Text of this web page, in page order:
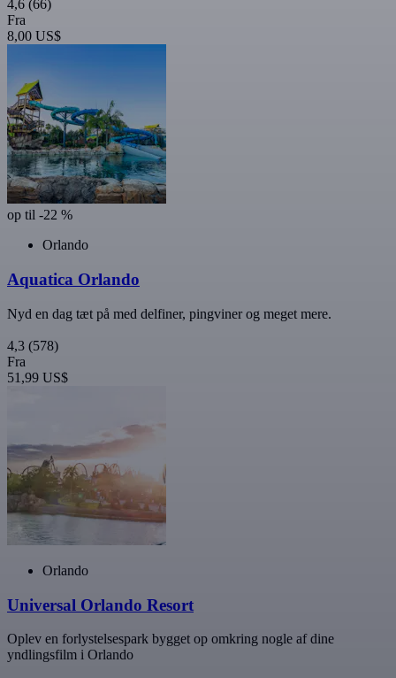
4,6 (66)
Fra
8,00 US$
op til -22 %
Orlando
Aquatica Orlando
Nyd en dag tæt på med delfiner, pingviner og meget mere.
4,3 (578)
Fra
51,99 US$
Orlando
Universal Orlando Resort
Oplev en forlystelsespark bygget op omkring nogle af dine
yndlingsfilm i Orlando